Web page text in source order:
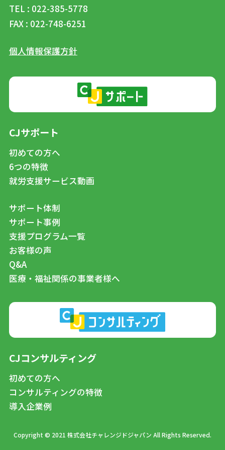
TEL : 022-385-5778
FAX : 022-748-6251
個人情報保護方針
CJサポート
初めての方へ
6つの特徴
就労支援サービス動画
サポート体制
サポート事例
支援プログラム一覧
お客様の声
Q&A
医療・福祉関係の事業者様へ
CJコンサルティング
初めての方へ
コンサルティングの特徴
導入企業例
Copyright © 2021 株式会社チャレンジドジャパン All Rights Reserved.